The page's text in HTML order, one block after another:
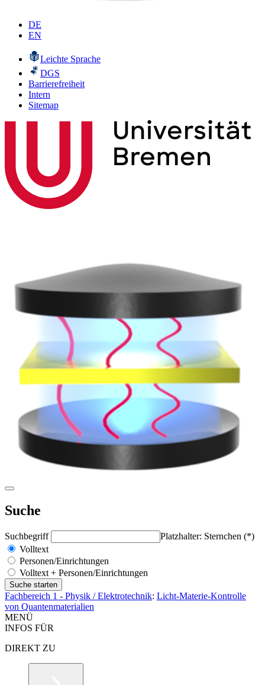
DE
EN
Leichte Sprache
DGS
Barrierefreiheit
Intern
Sitemap
Suche
Suchbegriff
Platzhalter: Sternchen (*)
Volltext
Personen/Einrichtungen
Volltext + Personen/Einrichtungen
Fachbereich 1 - Physik / Elektrotechnik: Licht-Materie-Kontrolle
von Quantenmaterialien
MENÜ
INFOS FÜR
DIREKT ZU